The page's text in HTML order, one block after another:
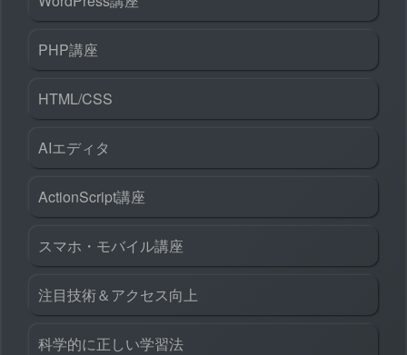
PHP講座
HTML/CSS
AIエディタ
ActionScript講座
スマホ・モバイル講座
注目技術＆アクセス向上
科学的に正しい学習法